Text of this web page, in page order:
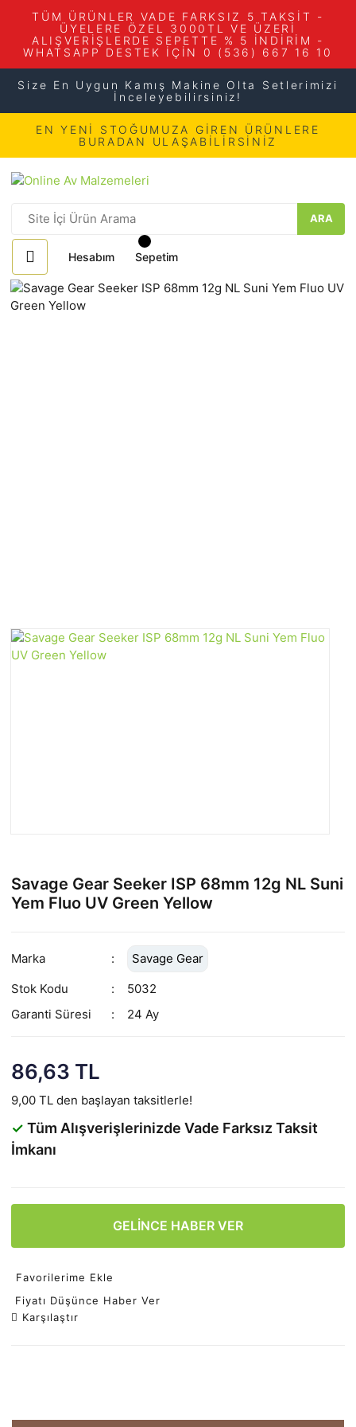
TÜM ÜRÜNLER VADE FARKSIZ 5 TAKSİT -
ÜYELERE ÖZEL 3000TL VE ÜZERİ
ALIŞVERİŞLERDE SEPETTE % 5 İNDİRİM -
WHATSAPP DESTEK İÇİN 0 (536) 667 16 10
Size En Uygun Kamış Makine Olta Setlerimizi
İnceleyebilirsiniz!
EN YENİ STOĞUMUZA GİREN ÜRÜNLERE
BURADAN ULAŞABİLİRSİNİZ
ARA
Hesabım Sepetim
Savage Gear Seeker ISP 68mm 12g NL Suni
Yem Fluo UV Green Yellow
Marka
Savage Gear
Stok Kodu
5032
Garanti Süresi
24 Ay
86,63 TL
9,00 TL den başlayan taksitlerle!
✓ Tüm Alışverişlerinizde Vade Farksız Taksit
İmkanı
GELİNCE HABER VER
Favorilerime Ekle
Fiyatı Düşünce Haber Ver
Karşılaştır